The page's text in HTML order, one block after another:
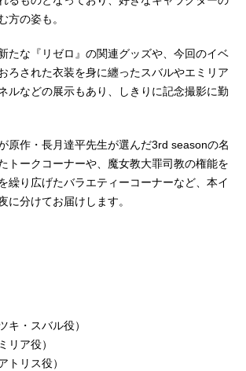
方の姿も。
たな『リゼロ』の関連グッズや、今回のイベ
ろされた衣装を身に纏ったスバルやエミリア
ルなどの展示もあり、しきりに記念撮影に勤
原作・長月達平先生が選んだ3rd seasonの名
トークコーナーや、魔女教大罪司教の権能を
繰り広げたバラエティーコーナーなど、本イ
に分けてお届けします。
キ・スバル役）
リア役）
トリス役）